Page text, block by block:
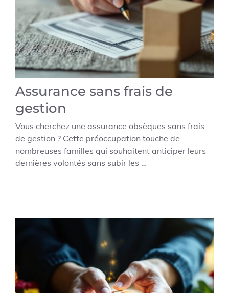
Assurance sans frais de
gestion
Vous cherchez une assurance obsèques sans frais
de gestion ? Cette préoccupation touche de
nombreuses familles qui souhaitent anticiper leurs
dernières volontés sans subir les …